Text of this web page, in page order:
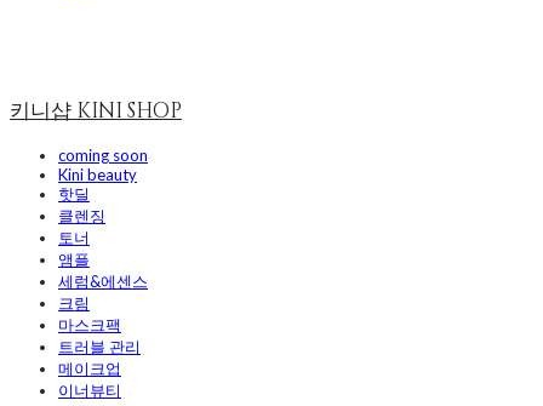
키니샵 KINI SHOP
coming soon
Kini beauty
핫딜
클렌징
토너
앰플
세럼&에센스
크림
마스크팩
트러블 관리
메이크업
이너뷰티